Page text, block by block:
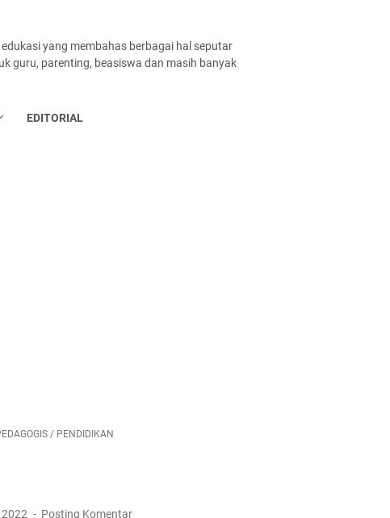
yang membahas berbagai hal seputar
guru, parenting, beasiswa dan masih banyak
EDITORIAL
/ PENDIDIKAN
2022 Posting Komentar